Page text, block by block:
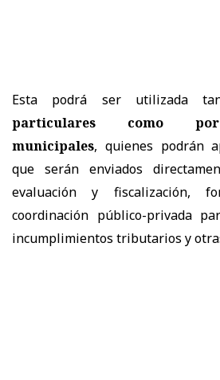
Esta podrá ser utilizada
particulares como por
municipales, quienes podrán
que serán enviados
evaluación y fiscalización,
coordinación público-privada
incumplimientos tributarios y